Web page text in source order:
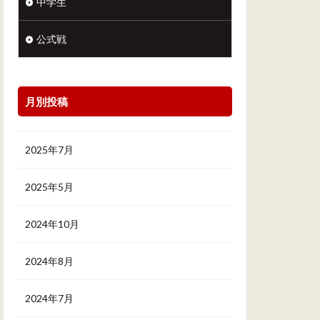
公式戦
月別投稿
2025年7月
2025年5月
2024年10月
2024年8月
2024年7月